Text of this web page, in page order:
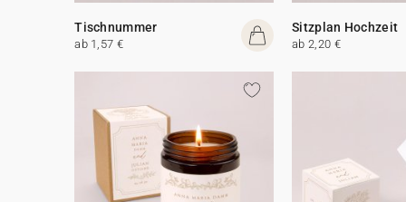
Tischnummer
ab 1,57 €
Sitzplan Hochzeit
ab 2,20 €